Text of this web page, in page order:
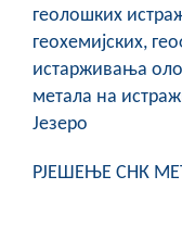
геолошких
геохемијских,
истарживања
метала на
Језеро
РЈЕШЕЊЕ СНК